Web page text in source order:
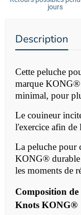
jours
Description
Cette peluche
marque KONG®
minimal, pour
Le couineur
l'exercice afin de
La peluche pour
KONG® durable
les moments de
Composition de
Knots KONG®